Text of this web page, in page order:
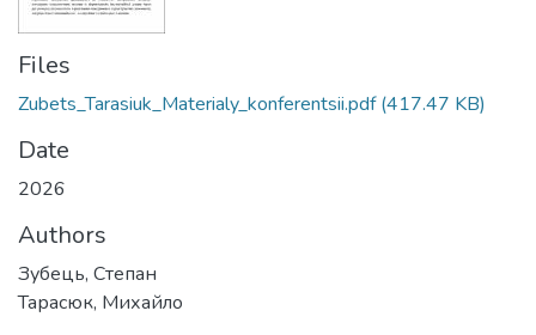
Files
Zubets_Tarasiuk_Materialy_konferentsii.pdf(417.47 KB)
Date
2026
Authors
Зубець, Степан
Тарасюк, Михайло